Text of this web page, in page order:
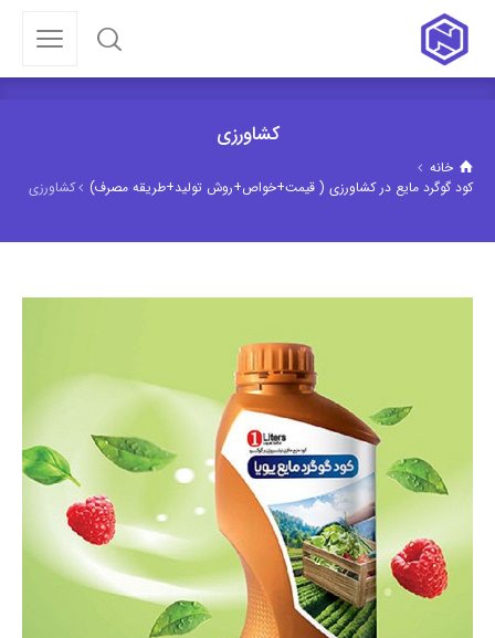
کشاورزی
خانه
کود گوگرد مایع در کشاورزی ( قیمت+خواص+روش تولید+طریقه مصرف)
کشاورزی